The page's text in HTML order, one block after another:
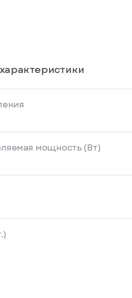
мощность (Вт)